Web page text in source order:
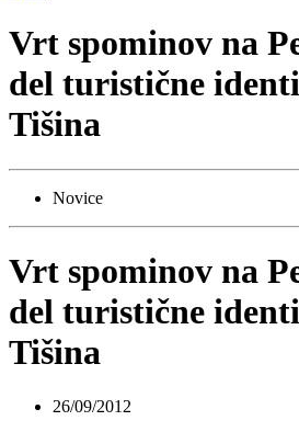
Vrt spominov na
del turistične
Tišina
Novice
Vrt spominov na
del turistične
Tišina
26/09/2012